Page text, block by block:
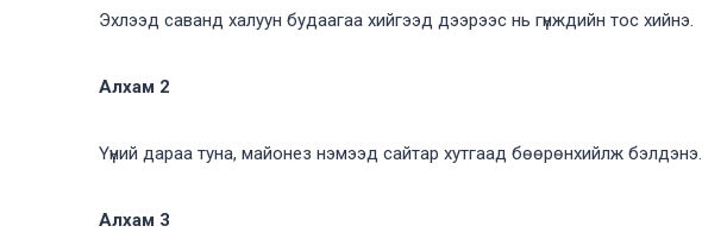
Эхлээд саванд халуун будаагаа хийгээд дээрээс нь гүнждийн тос хийнэ.
Алхам 2
Үүний дараа туна, майонез нэмээд сайтар хутгаад бөөрөнхийлж бэлдэнэ.
Алхам 3